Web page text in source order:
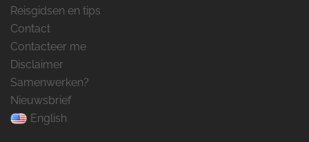
Reisgidsen en tips
Contact
Contacteer me
Disclaimer
Samenwerken?
Nieuwsbrief
English